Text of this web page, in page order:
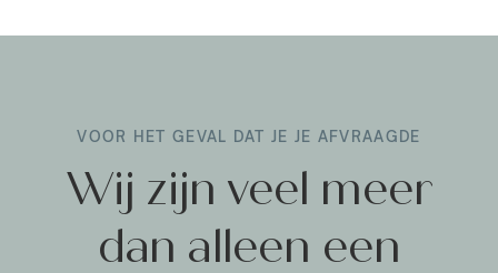
VOOR HET GEVAL DAT JE JE AFVRAAGDE
Wij zijn veel meer
dan alleen een